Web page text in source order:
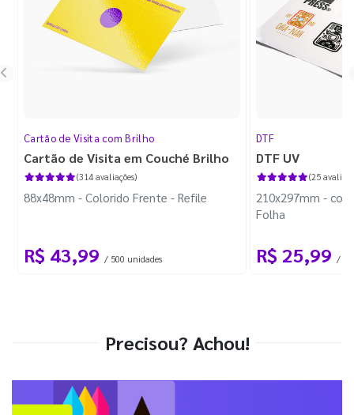
Cartão de Visita com Brilho
Cartão de Visita em Couché Brilho
(314 avaliações)
88x48mm - Colorido Frente - Refile
R$ 43,99 / 500 unidades
DTF
DTF UV
(25
210x297mm -
Folha
R$ 25,99 / 1
Precisou? Achou!